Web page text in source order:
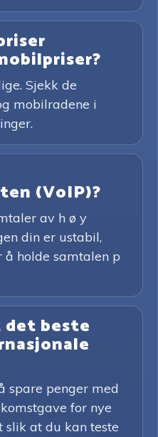
Sjekk de
mobilradene i
(VoIP)?
av h ø y
din er ustabil,
holde samtalen p
beste
spare penger med
for nye
slik at du kan teste